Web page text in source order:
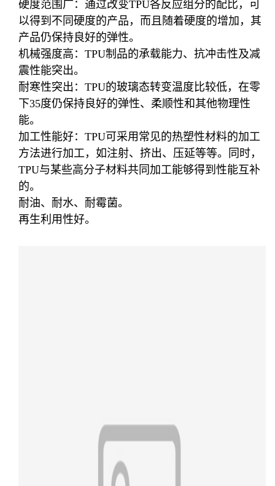
硬度范围广：通过改变TPU各反应组分的配比，可
以得到不同硬度的产品，而且随着硬度的增加，其
产品仍保持良好的弹性。
机械强度高：TPU制品的承载能力、抗冲击性及减
震性能突出。
耐寒性突出：TPU的玻璃态转变温度比较低，在零
下35度仍保持良好的弹性、柔顺性和其他物理性
能。
加工性能好：TPU可采用常见的热塑性材料的加工
方法进行加工，如注射、挤出、压延等等。同时，
TPU与某些高分子材料共同加工能够得到性能互补
的。
耐油、耐水、耐霉菌。
再生利用性好。